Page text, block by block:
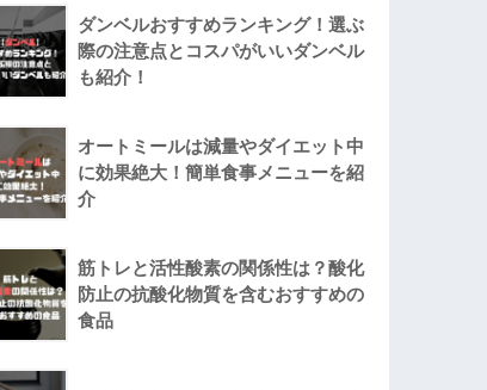
ダンベルおすすめランキング！選ぶ
際の注意点とコスパがいいダンベル
も紹介！
オートミールは減量やダイエット中
に効果絶大！簡単食事メニューを紹
介
筋トレと活性酸素の関係性は？酸化
防止の抗酸化物質を含むおすすめの
食品